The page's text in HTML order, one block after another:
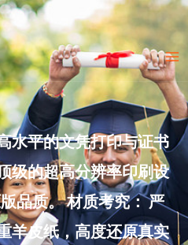
水平的文凭打印与证书
级的超高分辨率印刷设
品质。 材质考究： 严
羊皮纸，高度还原真实